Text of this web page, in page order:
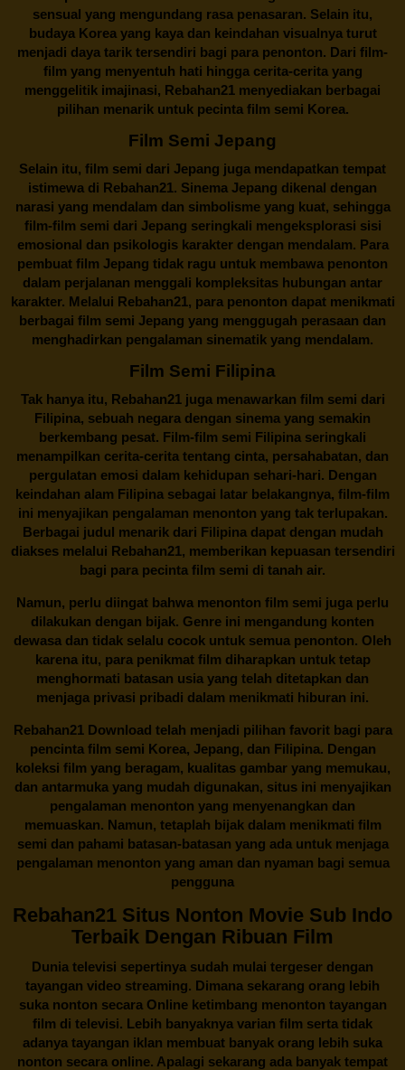
sensual yang mengundang rasa penasaran. Selain itu,
budaya Korea yang kaya dan keindahan visualnya turut
menjadi daya tarik tersendiri bagi para penonton. Dari film-
film yang menyentuh hati hingga cerita-cerita yang
menggelitik imajinasi, Rebahan21 menyediakan berbagai
pilihan menarik untuk pecinta film semi Korea.
Film Semi Jepang
Selain itu, film semi dari Jepang juga mendapatkan tempat
istimewa di Rebahan21. Sinema Jepang dikenal dengan
narasi yang mendalam dan simbolisme yang kuat, sehingga
film-film semi dari Jepang seringkali mengeksplorasi sisi
emosional dan psikologis karakter dengan mendalam. Para
pembuat film Jepang tidak ragu untuk membawa penonton
dalam perjalanan menggali kompleksitas hubungan antar
karakter. Melalui Rebahan21, para penonton dapat menikmati
berbagai film semi Jepang yang menggugah perasaan dan
menghadirkan pengalaman sinematik yang mendalam.
Film Semi Filipina
Tak hanya itu, Rebahan21juga menawarkan film semi dari
Filipina, sebuah negara dengan sinema yang semakin
berkembang pesat. Film-film semi Filipina seringkali
menampilkan cerita-cerita tentang cinta, persahabatan, dan
pergulatan emosi dalam kehidupan sehari-hari. Dengan
keindahan alam Filipina sebagai latar belakangnya, film-film
ini menyajikan pengalaman menonton yang tak terlupakan.
Berbagai judul menarik dari Filipina dapat dengan mudah
diakses melalui Rebahan21, memberikan kepuasan tersendiri
bagi para pecinta film semi di tanah air.
Namun, perlu diingat bahwa menonton film semi juga perlu
dilakukan dengan bijak. Genre ini mengandung konten
dewasa dan tidak selalu cocok untuk semua penonton. Oleh
karena itu, para penikmat film diharapkan untuk tetap
menghormati batasan usia yang telah ditetapkan dan
menjaga privasi pribadi dalam menikmati hiburan ini.
Rebahan21Download telah menjadi pilihan favorit bagi para
pencinta film semi Korea, Jepang, dan Filipina. Dengan
koleksi film yang beragam, kualitas gambar yang memukau,
dan antarmuka yang mudah digunakan, situs ini menyajikan
pengalaman menonton yang menyenangkan dan
memuaskan. Namun, tetaplah bijak dalam menikmati film
semi dan pahami batasan-batasan yang ada untuk menjaga
pengalaman menonton yang aman dan nyaman bagi semua
pengguna
Rebahan21 Situs Nonton Movie Sub Indo
Terbaik Dengan Ribuan Film
Dunia televisi sepertinya sudah mulai tergeser dengan
tayangan video streaming. Dimana sekarang orang lebih
suka nonton secara Online ketimbang menonton tayangan
film di televisi. Lebih banyaknya varian film serta tidak
adanya tayangan iklan membuat banyak orang lebih suka
nonton secara online. Apalagi sekarang ada banyak tempat